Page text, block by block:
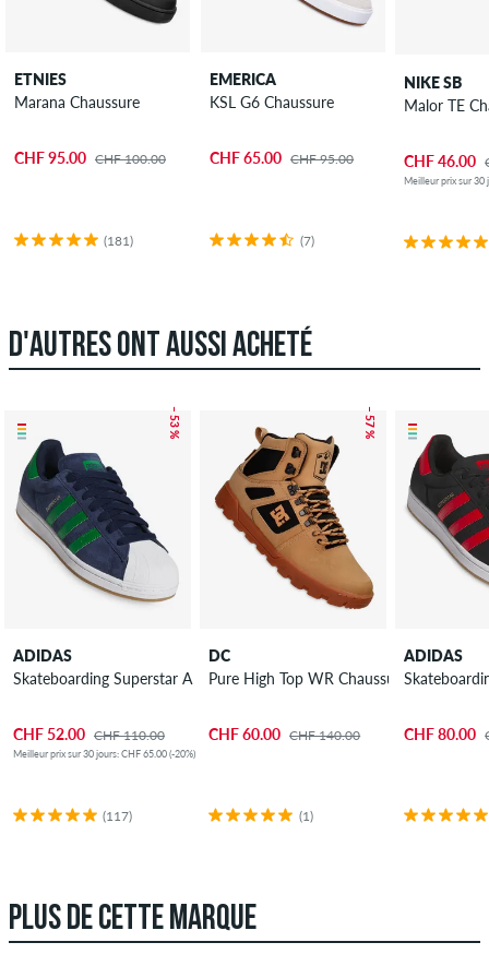
ETNIES
Marana Chaussure
CHF 95.00 CHF 100.00
(181)
EMERICA
KSL G6 Chaussure
CHF 65.00 CHF 95.00
(7)
NIKE SB
Malor TE
CHF 46.00
Meilleur prix sur 30
D'AUTRES ONT AUSSI ACHETÉ
– 53 %
ADIDAS
Skateboarding Superstar ADV Chaussure
CHF 52.00 CHF 110.00
Meilleur prix sur 30 jours: CHF 65.00 (-20%)
(117)
– 57 %
DC
Pure High Top WR Chaussure
CHF 60.00 CHF 140.00
(1)
ADIDAS
CHF 80.00
PLUS DE CETTE MARQUE